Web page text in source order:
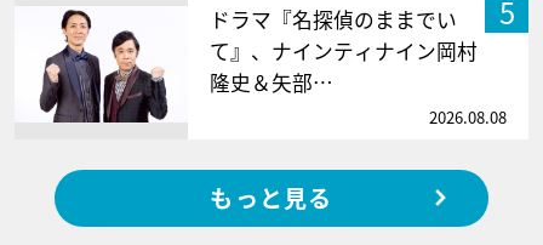
5
ドラマ『名探偵のままでい
て』、ナインティナイン岡村
隆史＆矢部…
2026.08.08
もっと見る